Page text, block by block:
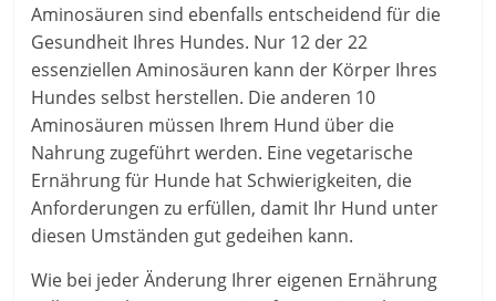
Aminosäuren sind ebenfalls entscheidend für die
Gesundheit Ihres Hundes. Nur 12 der 22
essenziellen Aminosäuren kann der Körper Ihres
Hundes selbst herstellen. Die anderen 10
Aminosäuren müssen Ihrem Hund über die
Nahrung zugeführt werden. Eine vegetarische
Ernährung für Hunde hat Schwierigkeiten, die
Anforderungen zu erfüllen, damit Ihr Hund unter
diesen Umständen gut gedeihen kann.
Wie bei jeder Änderung Ihrer eigenen Ernährung